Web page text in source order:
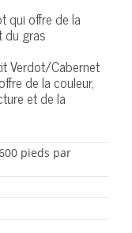
qui offre de la
du gras
Verdot/Cabernet
de la couleur,
et de la
pieds par